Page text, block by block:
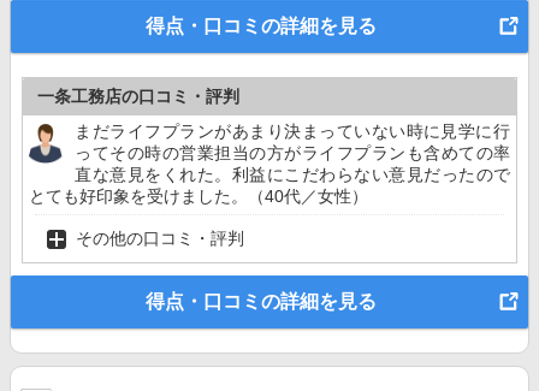
得点・口コミの詳細を見る
一条工務店の口コミ・評判
まだライフプランがあまり決まっていない時に見学に行
ってその時の営業担当の方がライフプランも含めての率
直な意見をくれた。利益にこだわらない意見だったので
とても好印象を受けました。（40代／女性）
その他の口コミ・評判
得点・口コミの詳細を見る